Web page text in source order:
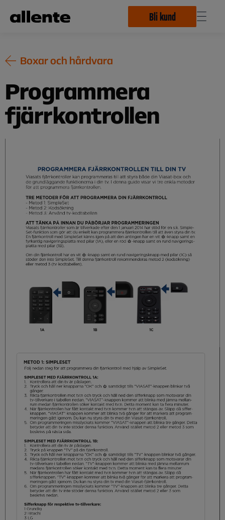
Bli kund
Boxar och hårdvara
Programmera
fjärrkontrollen